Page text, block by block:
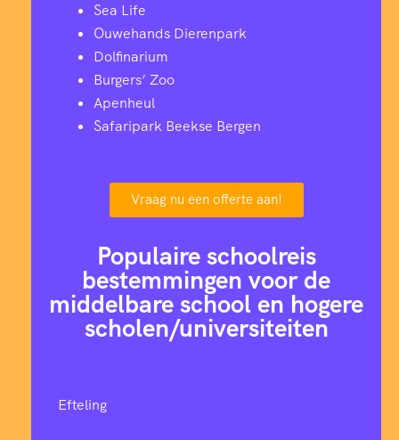
Sea Life
Ouwehands Dierenpark
Dolfinarium
Burgers’ Zoo
Apenheul
Safaripark Beekse Bergen
Vraag nu een offerte aan!
Populaire schoolreis
bestemmingen voor de
middelbare school en hogere
scholen/universiteiten
Efteling